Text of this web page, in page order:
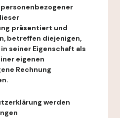
präsentiert und
betreffen diejenigen,
seiner Eigenschaft als
eigenen
Rechnung
werden